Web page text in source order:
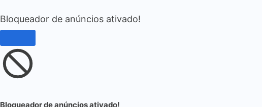
Bloqueador de anúncios ativado!
Bloqueador de anúncios ativado!